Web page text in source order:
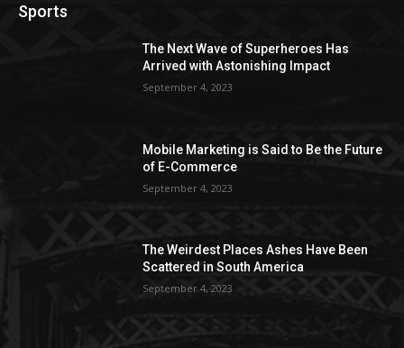
Sports
The Next Wave of Superheroes Has
Arrived with Astonishing Impact
September 4, 2023
Mobile Marketing is Said to Be the Future
of E-Commerce
September 4, 2023
The Weirdest Places Ashes Have Been
Scattered in South America
September 4, 2023